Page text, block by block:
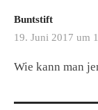
Buntstift
19. Juni 2017 um
Wie kann man